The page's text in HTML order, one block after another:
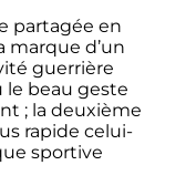
partagée en
marque d’un
guerrière
le beau geste
; la deuxième
rapide celui-
sportive